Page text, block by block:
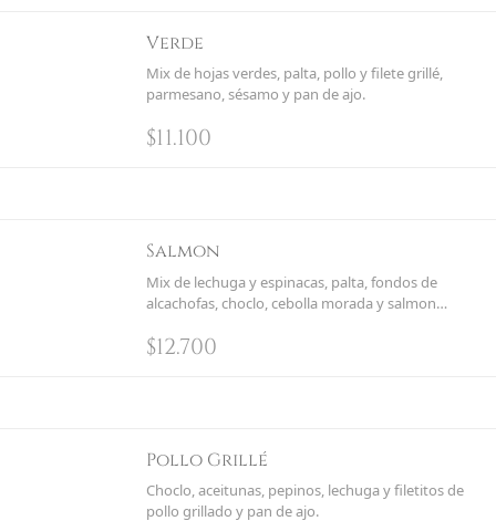
Verde
Mix de hojas verdes, palta, pollo y filete grillé,
parmesano, sésamo y pan de ajo.
$11.100
Salmon
Mix de lechuga y espinacas, palta, fondos de
alcachofas, choclo, cebolla morada y salmon
$12.700
Pollo Grillé
Choclo, aceitunas, pepinos, lechuga y filetitos de
pollo grillado y pan de ajo.